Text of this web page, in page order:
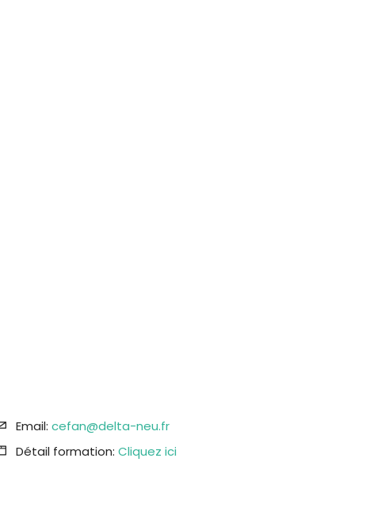
Email: cefan@delta-neu.fr
Détail formation: Cliquez ici